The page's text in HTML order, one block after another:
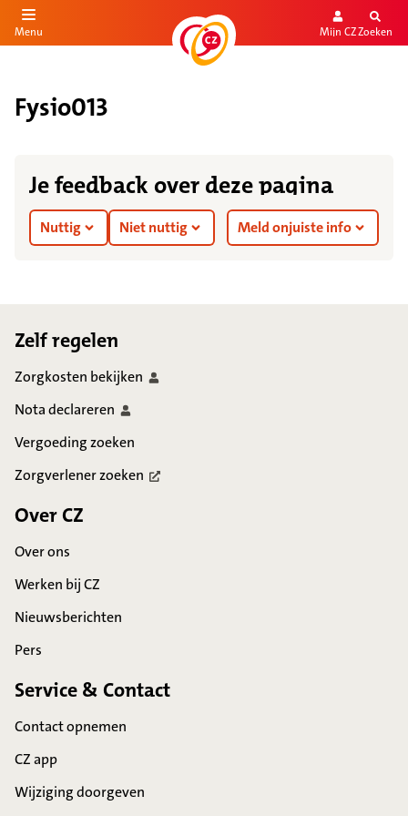
de inhoud
Menu Mijn CZZoeken
Fysio013
Je feedback over deze pagina
Nuttig Niet nuttig Meld onjuiste info
Zelf regelen
Zorgkosten bekijken
Notadeclareren
Vergoeding zoeken
Zorgverlenerzoeken
Over CZ
Over ons
Werken bij CZ
Nieuwsberichten
Pers
Service & Contact
Contact opnemen
CZ app
Wijziging doorgeven